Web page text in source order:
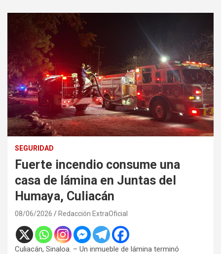
SEGURIDAD
Fuerte incendio consume una
casa de lámina en Juntas del
Humaya, Culiacán
08/06/2026 Redacción ExtraOficial
Culiacán, Sinaloa. – Un inmueble de lámina terminó